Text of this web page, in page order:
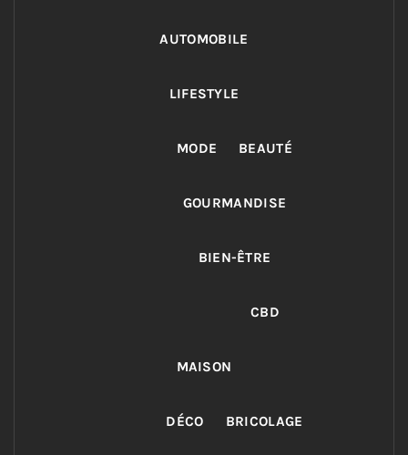
AUTOMOBILE
LIFESTYLE
MODE BEAUTÉ
GOURMANDISE
BIEN-ÊTRE
CBD
MAISON
DÉCO BRICOLAGE